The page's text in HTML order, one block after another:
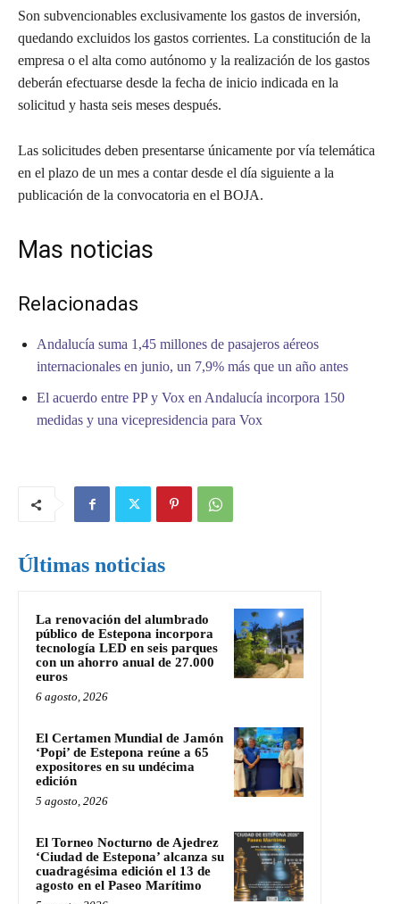
Son subvencionables exclusivamente los gastos de inversión,
quedando excluidos los gastos corrientes. La constitución de la
empresa o el alta como autónomo y la realización de los gastos
deberán efectuarse desde la fecha de inicio indicada en la
solicitud y hasta seis meses después.
Las solicitudes deben presentarse únicamente por vía telemática
en el plazo de un mes a contar desde el día siguiente a la
publicación de la convocatoria en el BOJA.
Mas noticias
Relacionadas
Andalucía suma 1,45 millones de pasajeros aéreos
internacionales en junio, un 7,9% más que un año antes
El acuerdo entre PP y Vox en Andalucía incorpora 150
medidas y una vicepresidencia para Vox
Últimas noticias
La renovación del alumbrado
público de Estepona incorpora
tecnología LED en seis parques
con un ahorro anual de 27.000
euros
6 agosto, 2026
El Certamen Mundial de Jamón
‘Popi’ de Estepona reúne a 65
expositores en su undécima
edición
5 agosto, 2026
El Torneo Nocturno de Ajedrez
‘Ciudad de Estepona’ alcanza su
cuadragésima edición el 13 de
agosto en el Paseo Marítimo